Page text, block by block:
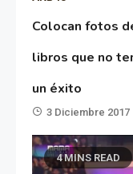
Colocan fotos
libros que no
un éxito
3 Diciembre 2017
4 MINS READ